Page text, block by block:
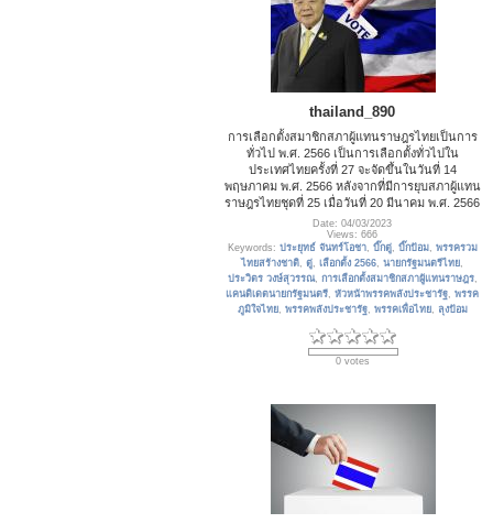
thailand_890
การเลือกตั้งสมาชิกสภาผู้แทนราษฎรไทยเป็นการ
ทั่วไป พ.ศ. 2566​ เป็นการเลือกตั้งทั่วไปใน
ประเทศไทยครั้งที่ 27 จะจัดขึ้นในวันที่ 14
พฤษภาคม พ.ศ. 2566 หลังจากที่มีการยุบสภาผู้แทน
ราษฎรไทยชุดที่ 25 เมื่อวันที่ 20 มีนาคม พ.ศ. 2566
Date: 04/03/2023
Views: 666
Keywords: ประยุทธ์ จันทร์โอชา, บิ๊กตู่, บิ๊กป้อม, พรรครวม
ไทยสร้างชาติ,ตู่,เลือกตั้ง 2566,นายกรัฐมนตรีไทย,
ประวิตร วงษ์สุวรรณ, การเลือกตั้งสมาชิกสภาผู้แทนราษฎร,
แคนดิเดตนายกรัฐมนตรี,หัวหน้าพรรคพลังประชารัฐ,พรรค
ภูมิใจไทย, พรรคพลังประชารัฐ, พรรคเพื่อไทย, ลุงป้อม
0 votes